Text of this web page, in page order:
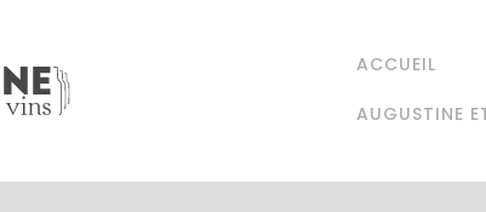
ACCUEIL
AUGUSTINE